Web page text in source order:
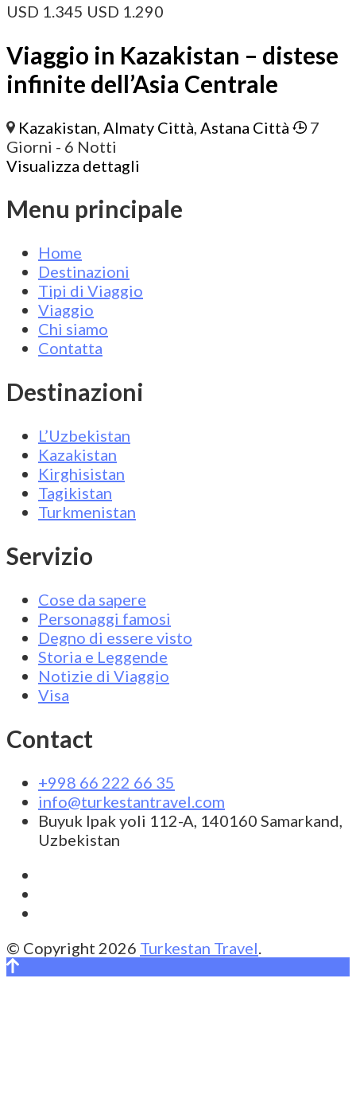
USD 1.345 USD 1.290
Viaggio in Kazakistan – distese
infinite dell’Asia Centrale
Kazakistan Almaty Città Astana Città
7
Giorni - 6 Notti
Visualizza dettagli
Menu principale
Home
Destinazioni
Tipi di Viaggio
Viaggio
Chi siamo
Contatta
Destinazioni
L’Uzbekistan
Kazakistan
Kirghisistan
Tagikistan
Turkmenistan
Servizio
Cose da sapere
Personaggi famosi
Degno di essere visto
Storia e Leggende
Notizie di Viaggio
Visa
Contact
+998 66 222 66 35
info@turkestantravel.com
Buyuk Ipak yoli 112-A, 140160 Samarkand,
Uzbekistan
© Copyright 2026 Turkestan Travel